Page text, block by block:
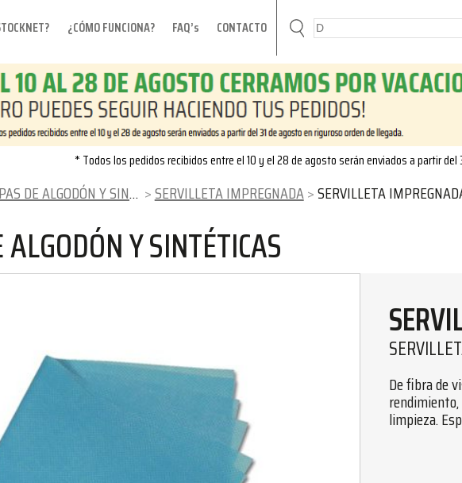
¿CÓMO FUNCIONA? FAQ’s CONTACTO
* Todos los pedidos recibidos entre el 10 y el 28 de agosto serán enviados a partir del
DE ALGODÓN Y SINTÉTICAS SERVILLETA IMPREGNADA SERVILLETA
Y SINTÉTICAS
De fibra de
limpieza.